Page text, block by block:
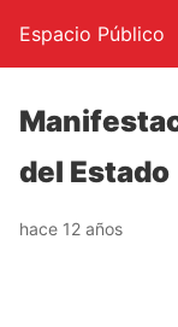
Espacio Público
del Estado
hace 12 años